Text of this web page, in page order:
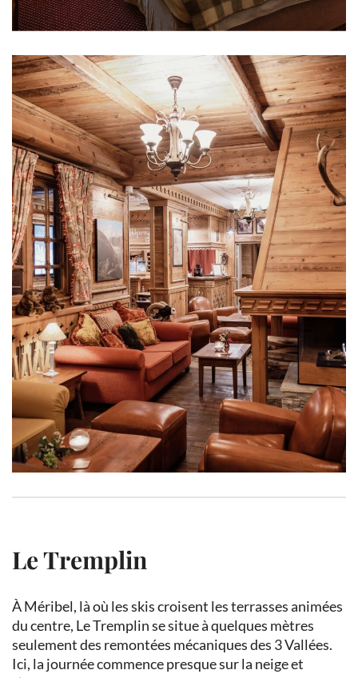
Le Tremplin
À Méribel, là où les skis croisent les terrasses animées
du centre, Le Tremplin se situe à quelques mètres
seulement des remontées mécaniques des 3 Vallées.
Ici, la journée commence presque sur la neige et